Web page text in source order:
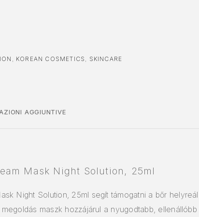
KOREAN COSMETICS SKINCARE
AGGIUNTIVE
Mask Night Solution, 25ml
Night Solution, 25ml segít támogatni a bőr
maszk hozzájárul a nyugodtabb,